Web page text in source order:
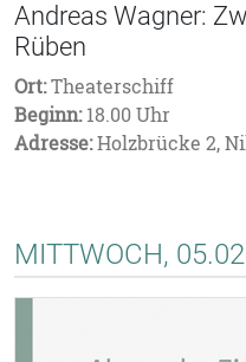
Andreas Wagner:
Rüben
Ort:Theaterschiff
Beginn:18.00 Uhr
Adresse:Holzbrücke 2,
MITTWOCH,